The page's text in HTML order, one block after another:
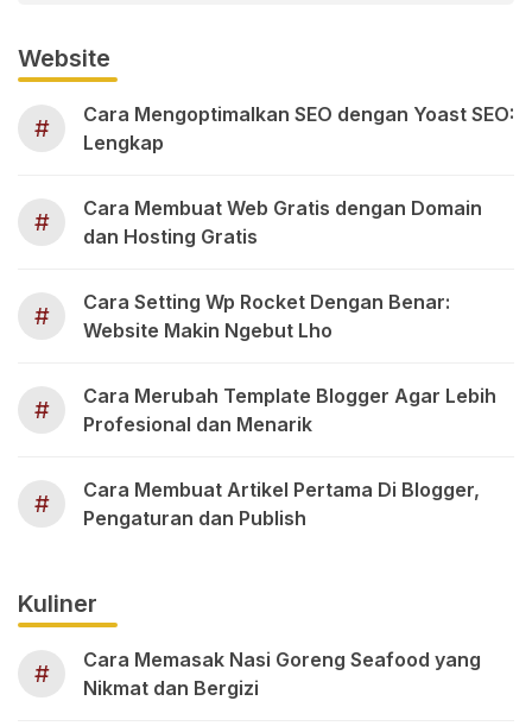
Website
#
Cara Mengoptimalkan SEO dengan Yoast SEO:
Lengkap
#
Cara Membuat Web Gratis dengan Domain
dan Hosting Gratis
#
Cara Setting Wp Rocket Dengan Benar:
Website Makin Ngebut Lho
#
Cara Merubah Template Blogger Agar Lebih
Profesional dan Menarik
#
Cara Membuat Artikel Pertama Di Blogger,
Pengaturan dan Publish
Kuliner
#
Cara Memasak Nasi Goreng Seafood yang
Nikmat dan Bergizi